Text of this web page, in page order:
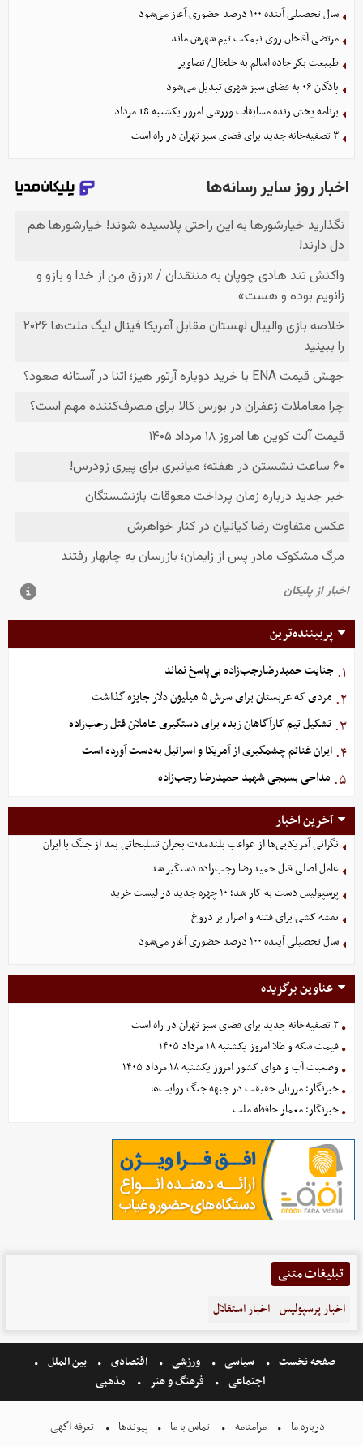
سال تحصیلی آینده ۱۰۰ درصد حضوری آغاز می‌شود
مرتضی آقاخان روی نیمکت تیم شهرش ماند
طبیعت بکر جاده اسالم به خلخال/ تصاویر
پادگان ۰۶ به فضای سبز شهری تبدیل می‌شود
برنامه پخش زنده مسابقات ورزشی امروز یکشنبه 18 مرداد
۳ تصفیه‌خانه جدید برای فضای سبز تهران در راه است
پربیننده‌ترین
۱. جنایت حمیدرضارجب‌زاده بی‌پاسخ نماند
۲. مردی که عربستان برای سرش ۵ میلیون دلار جایزه گذاشت
۳. تشکیل تیم کارآگاهان زبده برای دستگیری عاملان قتل رجب‌زاده
۴. ایران غنائم چشمگیری از آمریکا و اسرائیل به‌دست آورده است
۵. مداحی بسیجی شهید حمیدرضا رجب‌زاده
آخرین اخبار
نگرانی آمریکایی‌ها از عواقب بلندمدت بحران تسلیحاتی بعد از جنگ با ایران
عامل اصلی قتل حمیدرضا رجب‌زاده دستگیر شد
پرسپولیس دست به کار شد؛ ۱۰ چهره جدید در لیست خرید
نقشه کشی برای فتنه و اصرار بر دروغ
سال تحصیلی آینده ۱۰۰ درصد حضوری آغاز می‌شود
عناوین برگزیده
۳ تصفیه‌خانه جدید برای فضای سبز تهران در راه است
قیمت سکه و طلا امروز یکشنبه ۱۸ مرداد ۱۴۰۵
وضعیت آب و هوای کشور امروز یکشنبه ۱۸ مرداد ۱۴۰۵
خبرنگار؛ مرزبان حقیقت در جبهه جنگ روایت‌ها
خبرنگار؛ معمار حافظه ملت
تبلیغات متنی
اخبار پرسپولیس اخبار استقلال
صفحه نخست سیاسی ورزشی اقتصادی
بین الملل
اجتماعی
فرهنگ و هنر مذهبی
درباره ما مرامنامه تماس با ما پیوندها تعرفه اگهی